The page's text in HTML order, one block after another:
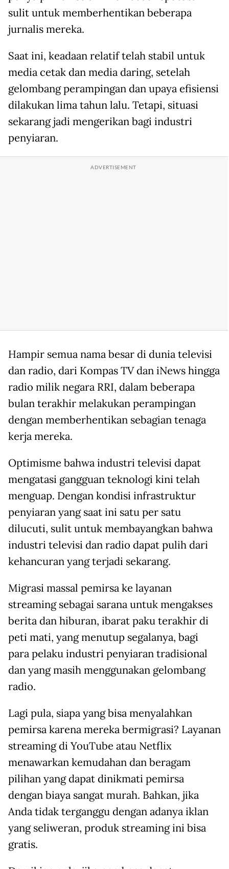
sulit untuk memberhentikan beberapa
jurnalis mereka.
Saat ini, keadaan relatif telah stabil untuk
media cetak dan media daring, setelah
gelombang perampingan dan upaya efisiensi
dilakukan lima tahun lalu. Tetapi, situasi
sekarang jadi mengerikan bagi industri
penyiaran.
Hampir semua nama besar di dunia televisi
dan radio, dari Kompas TV dan iNews hingga
radio milik negara RRI, dalam beberapa
bulan terakhir melakukan perampingan
dengan memberhentikan sebagian tenaga
kerja mereka.
Optimisme bahwa industri televisi dapat
mengatasi gangguan teknologi kini telah
menguap. Dengan kondisi infrastruktur
penyiaran yang saat ini satu per satu
dilucuti, sulit untuk membayangkan bahwa
industri televisi dan radio dapat pulih dari
kehancuran yang terjadi sekarang.
Migrasi massal pemirsa ke layanan
streaming sebagai sarana untuk mengakses
berita dan hiburan, ibarat paku terakhir di
peti mati, yang menutup segalanya, bagi
para pelaku industri penyiaran tradisional
dan yang masih menggunakan gelombang
radio.
Lagi pula, siapa yang bisa menyalahkan
pemirsa karena mereka bermigrasi? Layanan
streaming di YouTube atau Netflix
menawarkan kemudahan dan beragam
pilihan yang dapat dinikmati pemirsa
dengan biaya sangat murah. Bahkan, jika
Anda tidak terganggu dengan adanya iklan
yang seliweran, produk streaming ini bisa
gratis.